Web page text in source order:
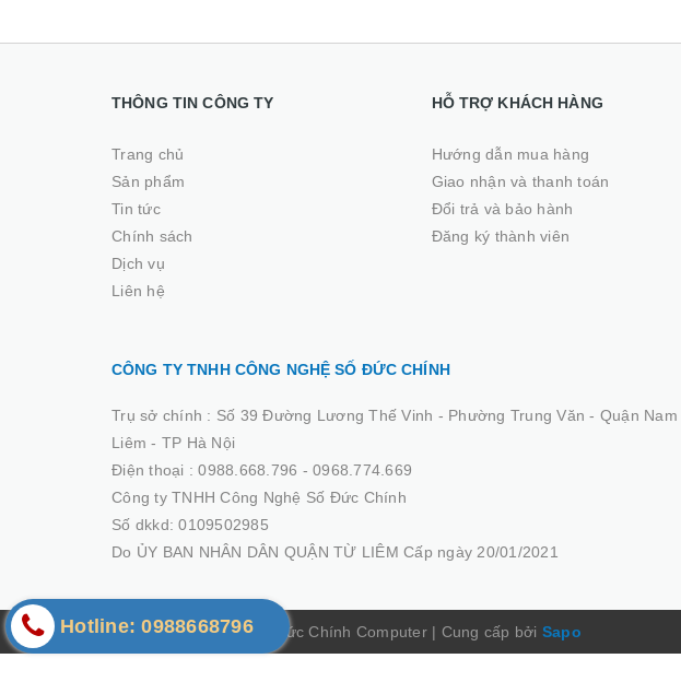
THÔNG TIN CÔNG TY
Trang chủ
Sản phẩm
Tin tức
Chính sách
Dịch vụ
Liên hệ
HỖ TRỢ KHÁCH HÀNG
Hướng dẫn mua hàng
Giao nhận và thanh toán
Đổi trả và bảo hành
Đăng ký thành viên
CÔNG TY TNHH CÔNG NGHỆ SỐ ĐỨC CHÍNH
Trụ sở chính : Số 39 Đường Lương Thế Vinh - Phường Trung Văn - Quận
Liêm - TP Hà Nội
Điện thoại :0988.668.796 - 0968.774.669
Công ty TNHH Công Nghệ Số Đức Chính
Số dkkd: 0109502985
Do ỦY BAN NHÂN DÂN QUẬN TỪ LIÊM Cấp ngày 20/01/2021
© Bản quyền thuộc về Đức Chính Computer | Cung cấp bởi Sapo
Hotline: 0988668796